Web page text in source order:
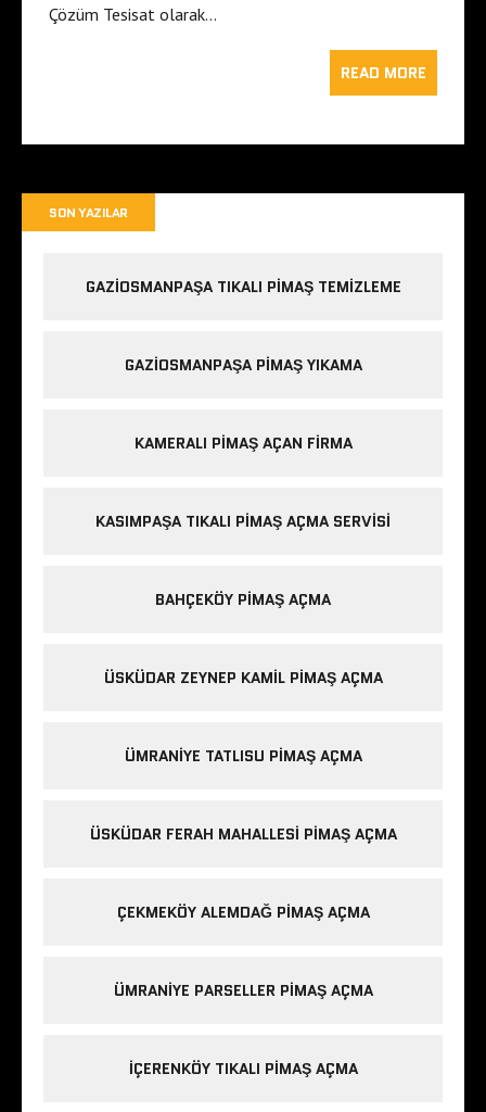
Çözüm Tesisat olarak…
READ MORE
SON YAZILAR
GAZIOSMANPAŞA TIKALI PIMAŞ TEMIZLEME
GAZIOSMANPAŞA PIMAŞ YIKAMA
KAMERALI PIMAŞ AÇAN FIRMA
KASIMPAŞA TIKALI PIMAŞ AÇMA SERVISI
BAHÇEKÖY PIMAŞ AÇMA
ÜSKÜDAR ZEYNEP KAMIL PIMAŞ AÇMA
ÜMRANIYE TATLISU PIMAŞ AÇMA
ÜSKÜDAR FERAH MAHALLESI PIMAŞ AÇMA
ÇEKMEKÖY ALEMDAĞ PIMAŞ AÇMA
ÜMRANIYE PARSELLER PIMAŞ AÇMA
IÇERENKÖY TIKALI PIMAŞ AÇMA